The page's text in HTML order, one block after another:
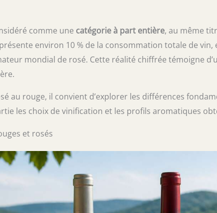
comme une catégorie à part entière, au même
environ 10 % de la consommation totale de vin,
mondial de rosé. Cette réalité chiffrée témoigne
au rouge, il convient d’explorer les différences
les choix de vinification et les profils aromatiques
et rosés